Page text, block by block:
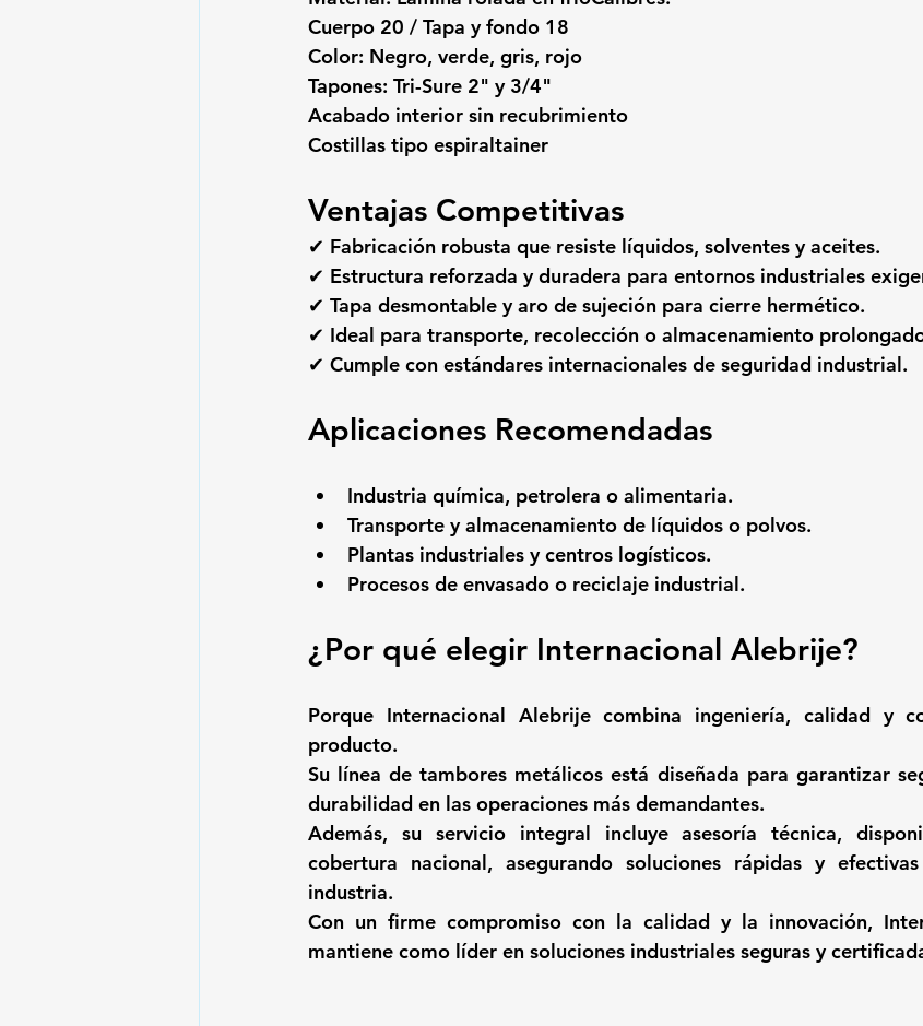
Cuerpo 20 / Tapa y fondo 18
Color: Negro, verde, gris, rojo
Tapones: Tri-Sure 2" y 3/4"
Acabado interior sin recubrimiento
Costillas tipo espiraltainer
Ventajas Competitivas
✔ Fabricación robusta que resiste líquidos, solventes y aceites.
✔ Estructura reforzada y duradera para entornos industriales
✔ Tapa desmontable y aro de sujeción para cierre hermético.
✔ Ideal para transporte, recolección o almacenamiento
✔ Cumple con estándares internacionales de seguridad industrial.
Aplicaciones Recomendadas
Industria química, petrolera o alimentaria.
Transporte y almacenamiento de líquidos o polvos.
Plantas industriales y centros logísticos.
Procesos de envasado o reciclaje industrial.
¿Por qué elegir Internacional Alebrije?
Porque Internacional Alebrije combina ingeniería, calidad y
producto.
Su línea de tambores metálicos está diseñada para garantizar
durabilidad en las operaciones más demandantes.
Además, su servicio integral incluye asesoría técnica,
cobertura nacional, asegurando soluciones rápidas y
industria.
Con un firme compromiso con la calidad y la innovación,
mantiene como líder en soluciones industriales seguras y